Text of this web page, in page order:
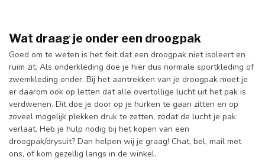
Wat draag je onder een droogpak
Goed om te weten is het feit dat een droogpak niet isoleert en
ruim zit. Als onderkleding doe je hier dus normale sportkleding of
zwemkleding onder. Bij het aantrekken van je droogpak moet je
er daarom ook op letten dat alle overtollige lucht uit het pak is
verdwenen. Dit doe je door op je hurken te gaan zitten en op
zoveel mogelijk plekken druk te zetten, zodat de lucht je pak
verlaat. Heb je hulp nodig bij het kopen van een
droogpak/drysuit? Dan helpen wij je graag! Chat, bel, mail met
ons, of kom gezellig langs in de winkel.